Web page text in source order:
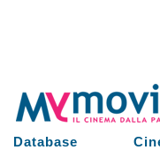
Database